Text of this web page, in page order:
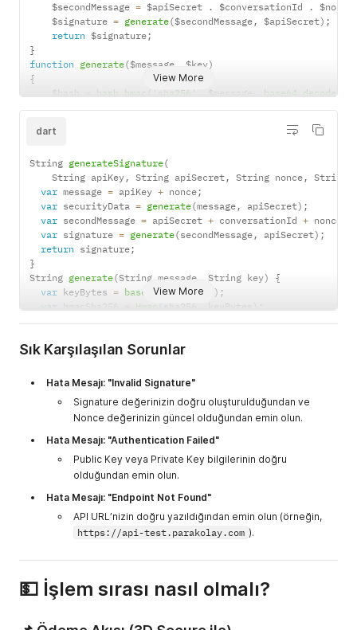
View More
    $secondMessage
= $apiSecret . $conversationId .
    $signature
= generate($secondMessage, $apiSecret) ;
return $signature;
}
function generate($message $key)
{
    $hash
hash_hmac 'sha256' $message base64_decode
return base64_encode($hash);
View More
dart
String generateSignature(
String apiKey, String apiSecret, String nonce, String
var message = apiKey + nonce;
var securityData = generate(message, apiSecret) ;
var secondMessage = apiSecret + conversationId + nonce
var signature = generate(secondMessage, apiSecret) ;
return signature;
}
String generate(String message String key)
{
var keyBytes = base64Decode(key ) ;
var hmacSha256 Hmac ( sha256 keyBytes
var digest = hmacSha256.convert(utf8.encode(message));
}
Sık Karşılaşılan Sorunlar
Hata Mesajı: "Invalid Signature"
Signature değerinizin doğru oluşturulduğundan ve
Nonce değerinizin güncel olduğundan emin olun.
Hata Mesajı: "Authentication Failed"
Public Key veya Private Key bilgilerinin doğru
olduğundan emin olun.
Hata Mesajı: "Endpoint Not Found"
API URL’nizin doğru yazıldığından emin olun (örneğin,
https://api-test.parakolay.com ).
💵 İşlem sırası nasıl olmalı?